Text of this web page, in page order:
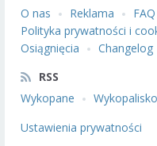
O nas
Reklama FAQ
Polityka prywatności i
Osiągnięcia
Changelog
RSS
Wykopane
Wykopalisko
Ustawienia prywatności